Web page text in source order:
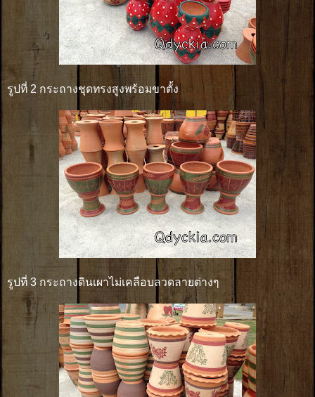
รูปที่ 2 กระถางชุดทรงสูงพร้อมขาตั้ง
รูปที่ 3 กระถางดินเผาไม่เคลือบลวดลายต่างๆ